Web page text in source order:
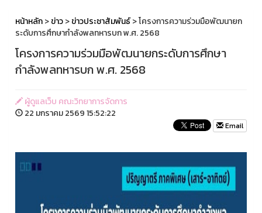
หน้าหลัก>ข่าว>ข่าวประชาสัมพันธ์> โครงการความร่วมมือพัฒนายก
ระดับการศึกษากำลังพลทหารบก พ.ศ. 2568
โครงการความร่วมมือพัฒนายกระดับการศึกษา
กำลังพลทหารบก พ.ศ. 2568
ผู้ดูแลเว็บ คณะวิทยาการจัดการ
22 มกราคม 2569 15:52:22
Email